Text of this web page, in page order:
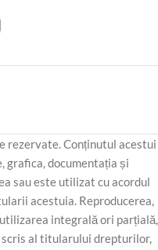
rezervate. Conținutul acestui
documentația și
sau este utilizat cu acordul
acestuia. Reproducerea,
integrală ori parțială,
al titularului drepturilor,